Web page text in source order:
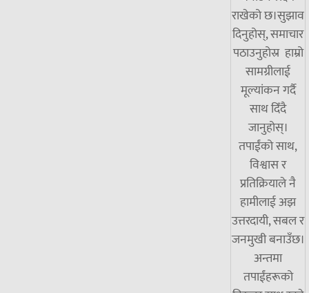
राखेको छ।सुझाव
दिनुहोस्, समाचार
पठाउनुहोस्र हाम्रो
सामग्रीलाई
मूल्यांकन गर्दै
साथ दिँदै
जानुहोस्।
तपाईंको साथ,
विश्वास र
प्रतिक्रियाले नै
हामीलाई अझ
उत्तरदायी, सबल र
जनमुखी बनाउँछ।
अन्तमा
तपाईंहरूको